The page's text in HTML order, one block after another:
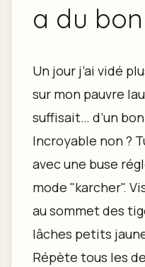
a du bon
Un jour j’ai vidé
sur mon pauvre
suffisait… d’un
Incroyable non ?
avec une buse
mode "karcher".
au sommet des
lâches petits
Répète tous les